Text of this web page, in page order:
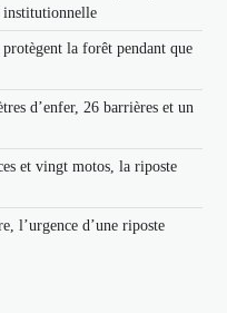
institutionnelle
la forêt pendant que
d’enfer, 26 barrières et un
et vingt motos, la riposte
l’urgence d’une riposte